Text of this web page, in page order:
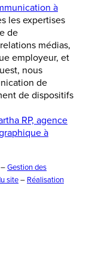
à
les expertises
de
médias,
employeur, et
nous
de
de dispositifs
RP, agence
à
–Gestion des
site– Réalisation